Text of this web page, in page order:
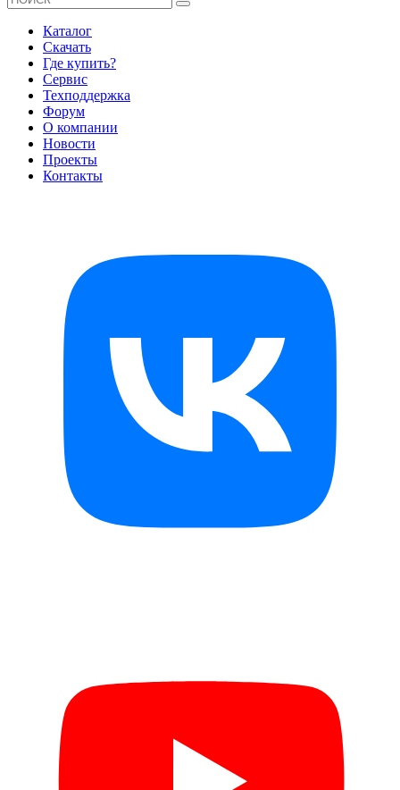
Каталог
Скачать
Где купить?
Сервис
Техподдержка
Форум
О компании
Новости
Проекты
Контакты